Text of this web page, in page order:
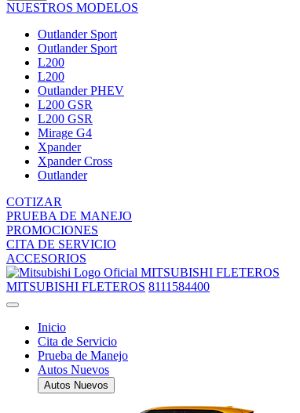
NUESTROS MODELOS
Outlander Sport
Outlander Sport
L200
L200
Outlander PHEV
L200 GSR
L200 GSR
Mirage G4
Xpander
Xpander Cross
Outlander
COTIZAR
PRUEBA DE MANEJO
PROMOCIONES
CITA DE SERVICIO
ACCESORIOS
MITSUBISHI FLETEROS
MITSUBISHI FLETEROS 8111584400
Inicio
Cita de Servicio
Prueba de Manejo
Autos Nuevos
Autos Nuevos